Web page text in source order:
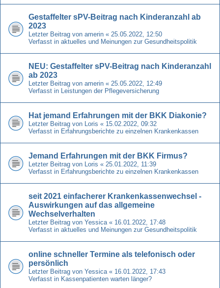
Gestaffelter sPV-Beitrag nach Kinderanzahl ab
2023
Letzter Beitrag von amerin « 25.05.2022, 12:50
Verfasst in aktuelles und Meinungen zur Gesundheitspolitik
NEU: Gestaffelter sPV-Beitrag nach Kinderanzahl
ab 2023
Letzter Beitrag von amerin « 25.05.2022, 12:49
Verfasst in Leistungen der Pflegeversicherung
Hat jemand Erfahrungen mit der BKK Diakonie?
Letzter Beitrag von Loris « 15.02.2022, 09:32
Verfasst in Erfahrungsberichte zu einzelnen Krankenkassen
Jemand Erfahrungen mit der BKK Firmus?
Letzter Beitrag von Loris « 25.01.2022, 11:39
Verfasst in Erfahrungsberichte zu einzelnen Krankenkassen
seit 2021 einfacherer Krankenkassenwechsel -
Auswirkungen auf das allgemeine
Wechselverhalten
Letzter Beitrag von Yessica « 16.01.2022, 17:48
Verfasst in aktuelles und Meinungen zur Gesundheitspolitik
online schneller Termine als telefonisch oder
persönlich
Letzter Beitrag von Yessica « 16.01.2022, 17:43
Verfasst in Kassenpatienten warten länger?